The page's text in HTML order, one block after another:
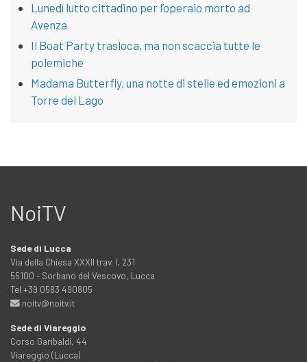
Lunedì lutto cittadino per l’operaio morto ad
Avenza
Il Boat Party trasloca, ma non scaccia tutte le
polemiche
Madama Butterfly, una notte di stelle ed emozioni a
Torre del Lago
NoiTV
Sede di Lucca
Via della Chiesa XXXII trav. I, 231
55100 - Sorbano del Vescovo, Lucca
Tel +39 0583 490805
noitv@noitv.it
Sede di Viareggio
Corso Garibaldi, 44
Viareggio (Lucca)